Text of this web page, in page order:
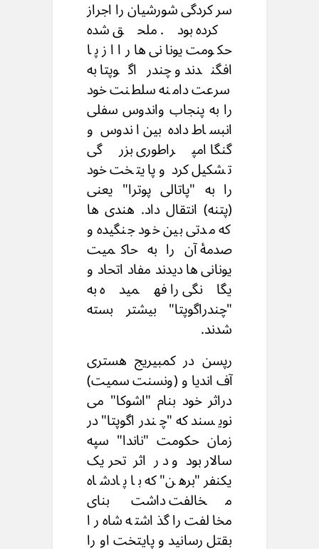
سر کردگی شورشیان را اجراز
کرده بود. ملحق شده
حکومت یونانی ها را از پا
افگندند و چندراگوپتا به
سرعت دامنه سلطنت خود
را به پنجاب واندوس سفلی
انبساط داده بین اندوس و
گنگا امپراطوری بزرگی
تشکیل کرد و پایتخت خود
را به "پاتالی پوترا" یعنی
(پتنه) انتقال داد. هندی ها
که مدتی بین خود جنگیده و
صدمۀ آن را به حاکمیت
یونانی ها دیدند مفاد اتحاد و
یگانگی را فهمیده به
"چندراگوپتا" بیشتر بسته
شدند.
رپسن در کمبیریج هستری
آف اندیا و (ونسنت سمیت)
دراثر خود بنام "اشوکا" می
نویسند که "چندراگوپتا" در
زمان حکومت "ناندا" سپه
سالار بود و در اثر تحریک
یکنفر "برهن" که با پادشاه
مخالفت داشت بنای
مخالفت را گذاشته شاه را
بقتل رسانید و پایتخت او را